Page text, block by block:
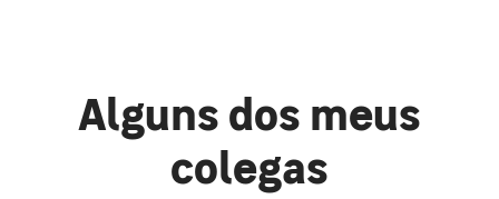
Alguns dos meus
colegas